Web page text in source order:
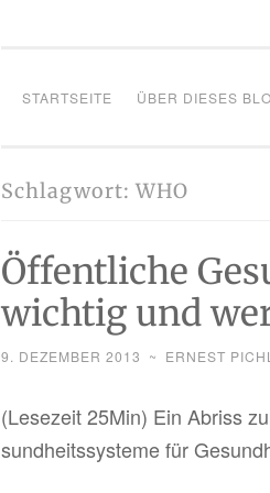
STARTSEITE ÜBER DIESES
Schlagwort: WHO
Öffentliche
wichtig und
9. DEZEMBER 2013 ~ ERNEST
(Le­se­zeit 25Min) Ein Ab­riss
sund­heits­sys­te­me für